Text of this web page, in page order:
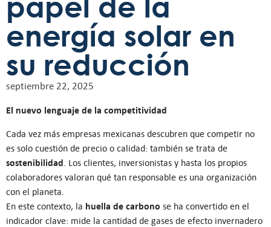
energía solar en
su reducción
septiembre 22, 2025
El nuevo lenguaje de la competitividad
Cada vez más empresas mexicanas descubren que competir no
es solo cuestión de precio o calidad: también se trata de
sostenibilidad . Los clientes, inversionistas y hasta los propios
colaboradores valoran qué tan responsable es una organización
con el planeta.
En este contexto, la huella de carbono se ha convertido en el
indicador clave: mide la cantidad de gases de efecto invernadero